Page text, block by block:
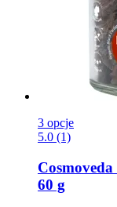
3 opcje
5.0 (1)
Cosmoveda
60 g